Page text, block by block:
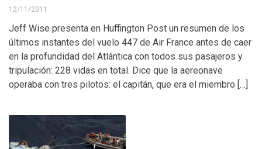
12/11/2011
Jeff Wise presenta en Huffington Post un resumen de los
últimos instantes del vuelo 447 de Air France antes de caer
en la profundidad del Atlántica con todos sus pasajeros y
tripulación: 228 vidas en total. Dice que la aereonave
operaba con tres pilotos: el capitán, que era el miembro […]